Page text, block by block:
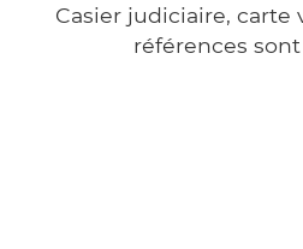
Casier judiciaire,
références